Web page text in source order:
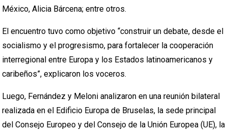
México, Alicia Bárcena; entre otros.
El encuentro tuvo como objetivo “construir un debate, desde el
socialismo y el progresismo, para fortalecer la cooperación
interregional entre Europa y los Estados latinoamericanos y
caribeños”, explicaron los voceros.
Luego, Fernández y Meloni analizaron en una reunión bilateral
realizada en el Edificio Europa de Bruselas, la sede principal
del Consejo Europeo y del Consejo de la Unión Europea (UE), la